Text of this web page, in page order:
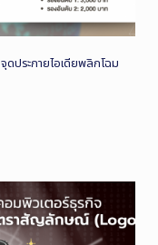
ดประกายไอเดียพลิกโฉม